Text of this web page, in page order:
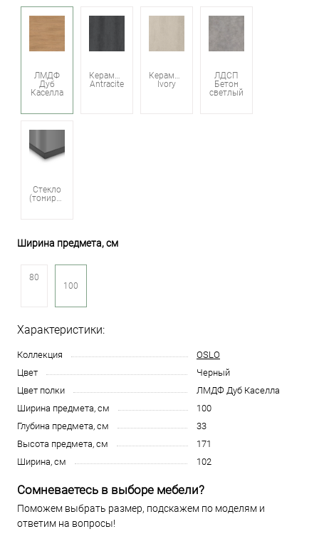
ЛМДФ
Дуб
Каселла
Керамика
Antracite
Керамика
Ivory
ЛДСП
Бетон
светлый
Стекло
Ширина предмета, см
80
100
Характеристики:
Коллекция
OSLO
Цвет
Черный
Цвет полки
ЛМДФ Дуб Каселла
Ширина предмета, см
100
Глубина предмета, см
33
Высота предмета, см
171
Ширина, см
102
Сомневаетесь в выборе мебели?
Поможем выбрать размер, подскажем по моделям и
ответим на вопросы!